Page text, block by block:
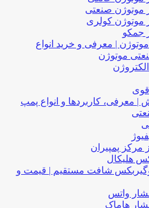
موتوژن صنعتی
موتوژن کولری
جمکو
موتوژن | معرفی و خرید انواع
موتوژن
| معرفی، کاربردها و انواع پمپ
مرکز پمپیران
هلیکال
شافت مستقیم | قیمت و
واتس
هاماک